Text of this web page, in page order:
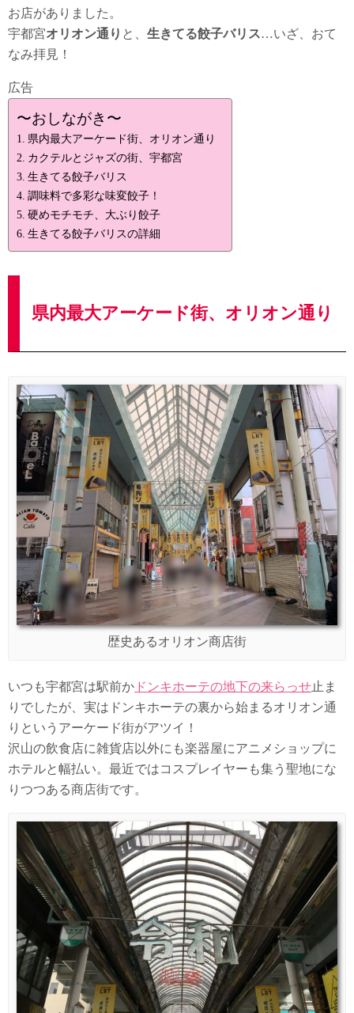
お店がありました。
宇都宮オリオン通り と、 生きてる餃子バリス…いざ、おて
なみ拝見！
広告
〜おしながき〜
県内最大アーケード街、オリオン通り
カクテルとジャズの街、宇都宮
生きてる餃子バリス
調味料で多彩な味変餃子！
硬めモチモチ、大ぶり餃子
生きてる餃子バリスの詳細
県内最大アーケード街、オリオン通り
歴史あるオリオン商店街
いつも宇都宮は駅前か ドンキホーテの地下の来らっせ止ま
りでしたが、実はドンキホーテの裏から始まるオリオン通
りというアーケード街がアツイ！
沢山の飲食店に雑貨店以外にも楽器屋にアニメショップに
ホテルと幅払い。最近ではコスプレイヤーも集う聖地にな
りつつある商店街です。